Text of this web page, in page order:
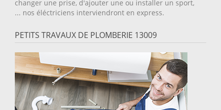
changer une prise, d'ajouter une ou installer un sport,
... nos éléctriciens interviendront en express.
PETITS TRAVAUX DE PLOMBERIE 13009